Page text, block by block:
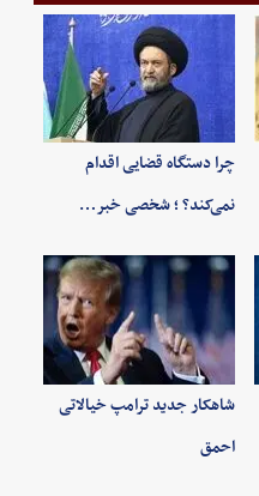
چرا دستگاه قضایی اقدام
نمی‌کند؟ ؛ شخصی خبر…
شاهکار جدید ترامپ خیالاتی
احمق